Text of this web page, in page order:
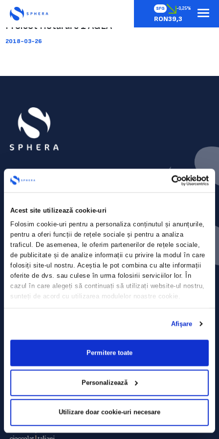
Acest site utilizează cookie-uri
Folosim cookie-uri pentru a personaliza conținutul și anunțurile,
pentru a oferi funcții de rețele sociale și pentru a analiza
traficul. De asemenea, le oferim partenerilor de rețele sociale,
de publicitate și de analize informații cu privire la modul în care
folosiți site-ul nostru. Aceștia le pot combina cu alte informații
oferite de dvs. sau culese în urma folosirii serviciilor lor. În
cazul în care alegeți să continuați să utilizați website-ul nostru,
sunteți de acord cu utilizarea modulelor noastre cookie.
Afişare
Permitere toate
Personalizează
Utilizare doar cookie-uri necesare
SFG -0,25%
RON39,3
Proiect Hotărâre 1 AGEA
2018-03-26
Contact
Comunicate de presă
Politica de confidențialitate
Politica de prelucrare a datelor